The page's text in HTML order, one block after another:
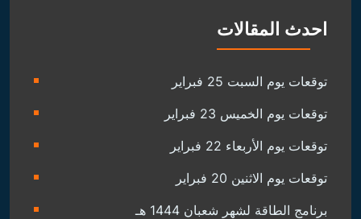
احدث المقالات
توقعات يوم السبت 25 فبراير
توقعات يوم الخميس 23 فبراير
توقعات يوم الأربعاء 22 فبراير
توقعات يوم الاثنين 20 فبراير
برنامج الطاقة لشهر شعبان 1444 هـ